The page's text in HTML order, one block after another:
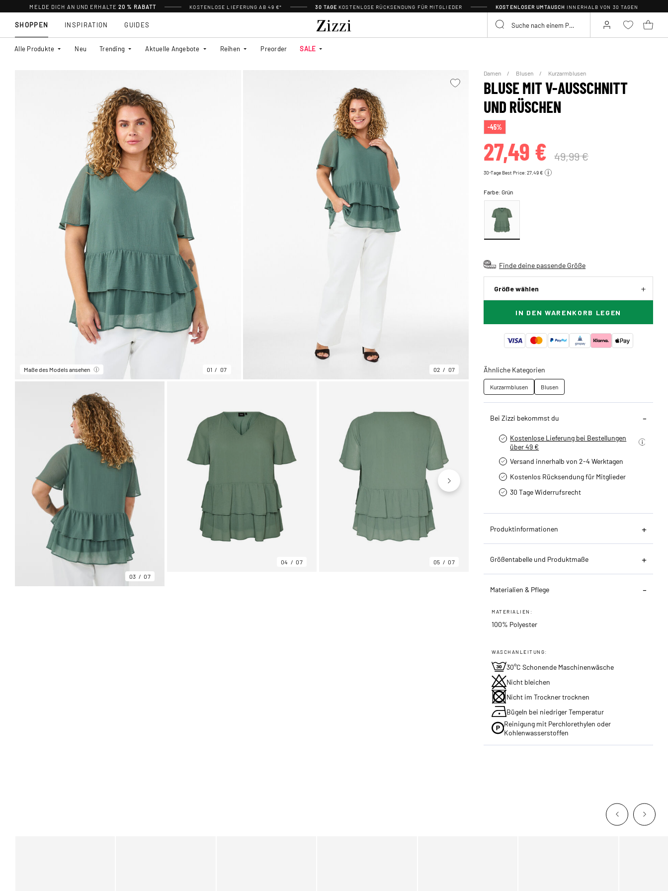
MELDE DICH AN UND ERHALTE20 % RABATT KOSTENLOSE LIEFERUNG AB 49 €* 30 TAGE KOSTENLOSE RÜCKSENDUNG FÜR MITGLIEDER KOSTENLOSER UMTAUSCH INNERHALB VON 30 TAGEN
SHOPPEN
Alle Produkte Neu Trending Aktuelle Angebote Reihen Preorder SALE
INSPIRATION GUIDES
Maße des Models ansehen 01 07 02 07
03 07
04 07 05 07 06
Damen Blusen Kurzarmblusen
BLUSE MIT V-AUSSCHNITT
UND RÜSCHEN
-45%
27,49 € 49,99 €
30-Tage Best Price: 27,49 €
Farbe:Grün
Finde deine passende Größe
Größe wählen
IN DEN WARENKORB LEGEN
Ähnliche Kategorien
Kurzarmblusen Blusen
Bei Zizzi bekommst du
Kostenlose Lieferung bei Bestellungen
über 49 €
Versand innerhalb von 2-4 Werktagen
Kostenlos Rücksendung für Mitglieder
30 Tage Widerrufsrecht
Produktinformationen
Größentabelle und Produktmaße
Materialien & Pflege
MATERIALIEN:
100% Polyester
WASCHANLEITUNG:
30°C Schonende Maschinenwäsche
Nicht bleichen
Nicht im Trockner trocknen
Bügeln bei niedriger Temperatur
Reinigung mit Perchlorethylen oder
Kohlenwasserstoffen